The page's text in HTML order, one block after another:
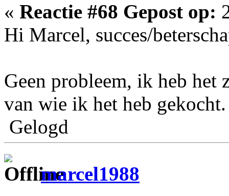
« Reactie #68 Gepost op:
Hi Marcel, succes/
Geen probleem, ik heb het
van wie ik het heb
Gelogd
marcel1988